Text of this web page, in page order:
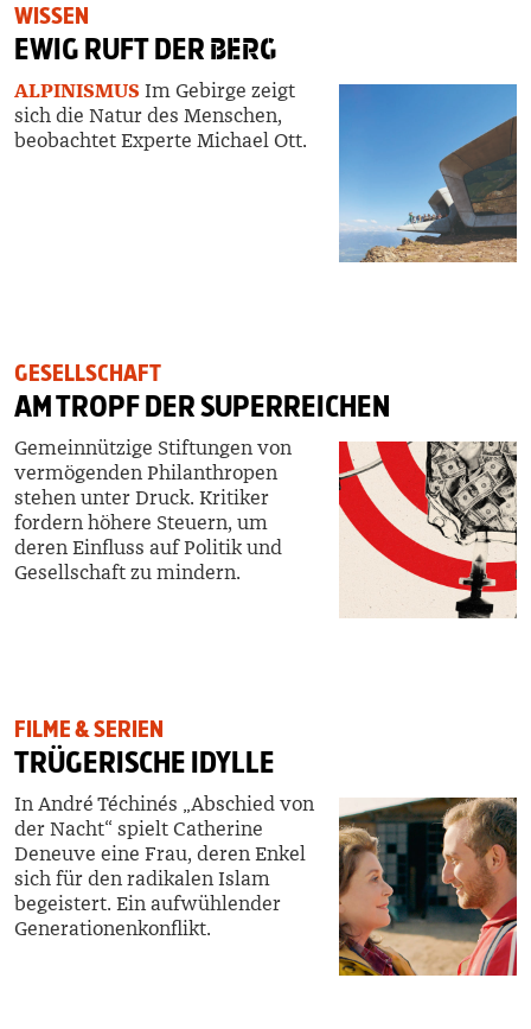
WISSEN
EWIG RUFT DERBERG
ALPINISMUS Im Gebirge zeigt
sich die Natur des Menschen,
beobachtet Experte Michael Ott.
GESELLSCHAFT
AM TROPF DER SUPERREICHEN
Gemeinnützige Stiftungen von
vermögenden Philanthropen
stehen unter Druck. Kritiker
fordern höhere Steuern, um
deren Einfluss auf Politik und
Gesellschaft zu mindern.
FILME & SERIEN
TRÜGERISCHE IDYLLE
In André Téchinés „Abschied von
der Nacht“ spielt Catherine
Deneuve eine Frau, deren Enkel
sich für den radikalen Islam
begeistert. Ein aufwühlender
Generationenkonflikt.